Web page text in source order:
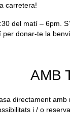
carretera!
del matí – 6pm.
donar-te la
AMB
directament
i / o